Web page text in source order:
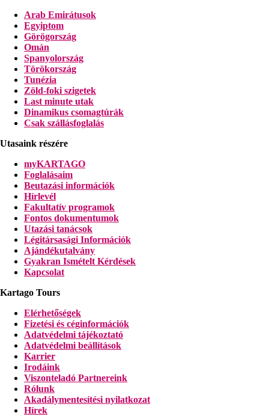
Arab Emirátusok
Egyiptom
Görögország
Omán
Spanyolország
Törökország
Tunézia
Zöld-foki szigetek
Last minute utak
Dinamikus csomagtúrák
Csak szállásfoglalás
Utasaink részére
myKARTAGO
Foglalásaim
Beutazási információk
Hírlevél
Fakultatív programok
Fontos dokumentumok
Utazási tanácsok
Légitársasági Információk
Ajándékutalvány
Gyakran Ismételt Kérdések
Kapcsolat
Kartago Tours
Elérhetőségek
Fizetési és céginformációk
Adatvédelmi tájékoztató
Adatvédelmi beállítások
Karrier
Irodáink
Viszonteladó Partnereink
Rólunk
Akadálymentesítési nyilatkozat
Hírek